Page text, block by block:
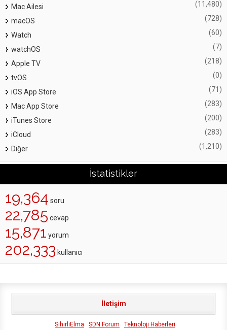
Mac Ailesi (11,480)
macOS (728)
Watch (60)
watchOS (7)
Apple TV (218)
tvOS (0)
iOS App Store (71)
Mac App Store (283)
iTunes Store (200)
iCloud (283)
Diğer (1,210)
İstatistikler
19,364 soru
22,785 cevap
15,871 yorum
202,333 kullanıcı
İletişim
SihirliElma SDN Forum Teknoloji Haberleri